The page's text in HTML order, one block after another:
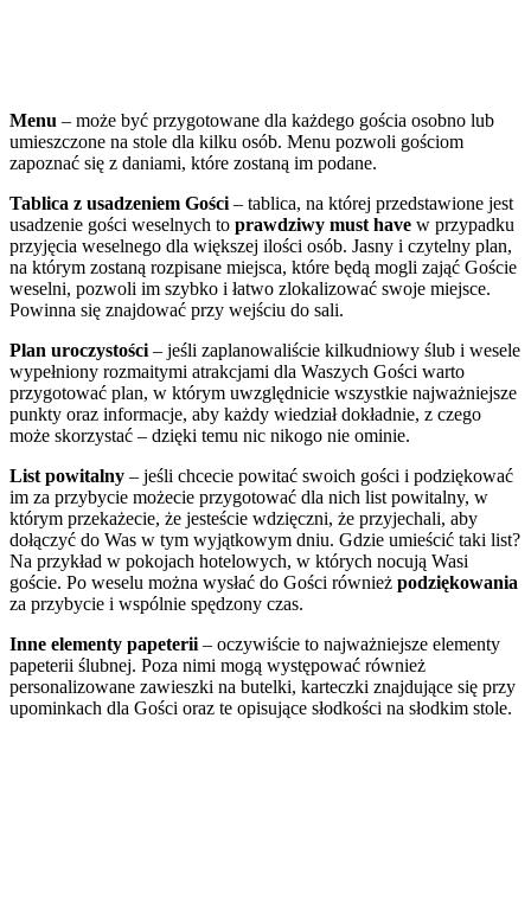
Menu – może być przygotowane dla każdego gościa osobno lub
umieszczone na stole dla kilku osób. Menu pozwoli gościom
zapoznać się z daniami, które zostaną im podane.
Tablica z usadzeniem Gości – tablica, na której przedstawione jest
usadzenie gości weselnych to prawdziwy must have w przypadku
przyjęcia weselnego dla większej ilości osób. Jasny i czytelny plan,
na którym zostaną rozpisane miejsca, które będą mogli zająć Goście
weselni, pozwoli im szybko i łatwo zlokalizować swoje miejsce.
Powinna się znajdować przy wejściu do sali.
Plan uroczystości – jeśli zaplanowaliście kilkudniowy ślub i wesele
wypełniony rozmaitymi atrakcjami dla Waszych Gości warto
przygotować plan, w którym uwzględnicie wszystkie najważniejsze
punkty oraz informacje, aby każdy wiedział dokładnie, z czego
może skorzystać – dzięki temu nic nikogo nie ominie.
List powitalny – jeśli chcecie powitać swoich gości i podziękować
im za przybycie możecie przygotować dla nich list powitalny, w
którym przekażecie, że jesteście wdzięczni, że przyjechali, aby
dołączyć do Was w tym wyjątkowym dniu. Gdzie umieścić taki list?
Na przykład w pokojach hotelowych, w których nocują Wasi
goście. Po weselu można wysłać do Gości również podziękowania
za przybycie i wspólnie spędzony czas.
Inne elementy papeterii – oczywiście to najważniejsze elementy
papeterii ślubnej. Poza nimi mogą występować również
personalizowane zawieszki na butelki, karteczki znajdujące się przy
upominkach dla Gości oraz te opisujące słodkości na słodkim stole.